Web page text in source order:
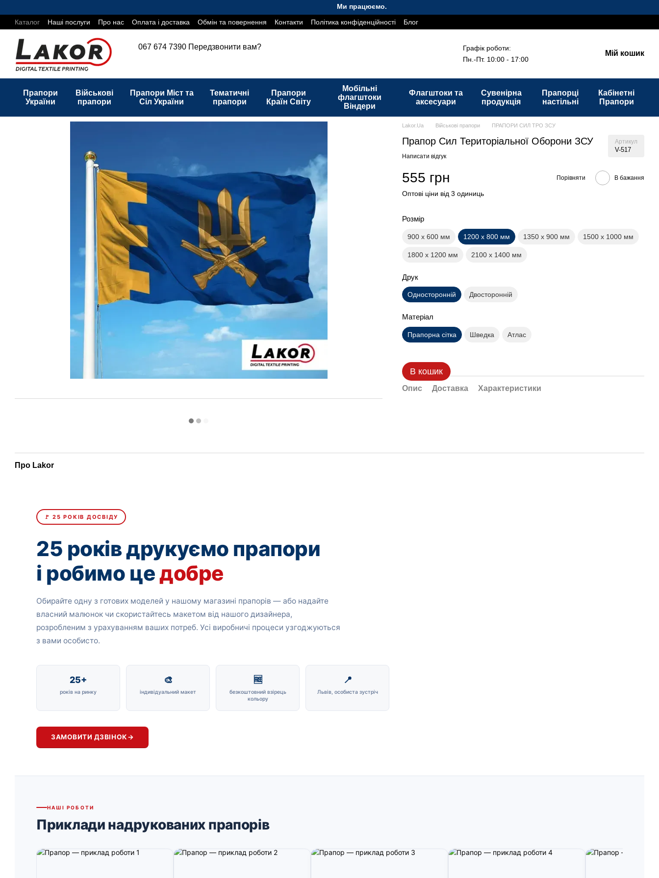
Ми працюємо. Все буде Україна!
Каталог
Наші послуги Про нас Оплата і доставка Обмін та повернення Контакти Політика конфіденційності Блог
067 674 7390 Передзвонити вам?
Графік роботи:
Пн.-Пт. 10:00 - 17:00
Мій кошик
Прапори
України
Військові
прапори
Прапори Міст та
Сіл України
Тематичні
прапори
Прапори
Країн Світу
Мобільні
флагштоки
Віндери
Флагштоки та
аксесуари
Сувенірна
продукція
Прапорці
настільні
Кабінетні
Прапори
Lakor.Ua Військові прапори ПРАПОРИ СИЛ ТРО ЗСУ
Прапор Сил Територіальної Оборони ЗСУ Артикул
V-517
Написати відгук
555 грн Порівняти В бажання
Оптові ціни від 3 одиниць
Розмір
900 х 600 мм 1200 х 800 мм 1350 х 900 мм 1500 х 1000 мм
1800 х 1200 мм 2100 х 1400 мм
Друк
Односторонній Двосторонній
Матеріал
Прапорна сітка Шведка Атлас
В кошик
Опис Доставка Характеристики
Про Lakor
🚩 25 РОКІВ ДОСВІДУ
25 років друкуємо прапори
і робимо цедобре
Обирайте одну з готових моделей у нашому магазині прапорів — або надайте
власний малюнок чи скористайтесь макетом від нашого дизайнера,
розробленим з урахуванням ваших потреб. Усі виробничі процеси узгоджуються
з вами особисто.
25+
років на ринку
🎨
індивідуальний макет
🆓
безкоштовний взірець
кольору
📍
Львів, особиста зустріч
ЗАМОВИТИ ДЗВІНОК→
НАШІ РОБОТИ
Приклади надрукованих прапорів